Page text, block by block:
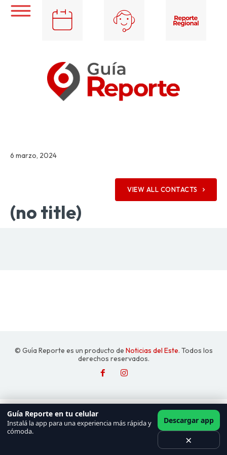
6 marzo, 2024
VIEW ALL CONTACTS
(no title)
© Guía Reporte es un producto de Noticias del Este. Todos los
derechos reservados.
Guía Reporte en tu celular
Instalá la app para una experiencia más rápida y
cómoda.
Descargar app
×